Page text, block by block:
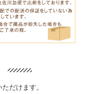
だけます。